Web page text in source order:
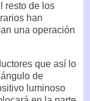
resto de los
han
una operación
que así lo
de
luminoso